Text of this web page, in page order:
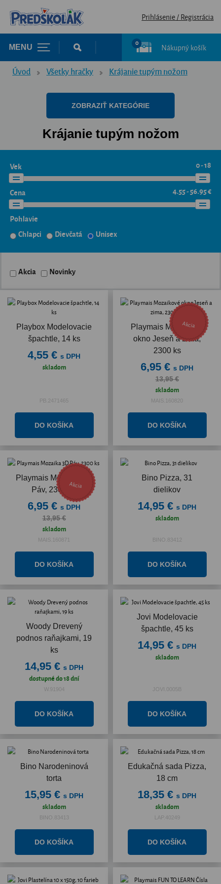
Prihlásenie / Registrácia
MENU
0 Nákupný košík
Úvod Všetky hračky Krájanie tupým nožom
ZOBRAZIŤ KATEGÓRIE
Krájanie tupým nožom
Vek 0 - 18
Cena 4.55 - 56.95 €
Pohlavie
Chlapci
Dievčatá Unisex
Akcia Novinky
Playbox Modelovacie
špachtle, 14 ks
4,55 € s DPH
skladom
PB.2471465
Playmais Mozaikové
okno Jeseň a zima,
2300 ks
Akcia
6,95 € s DPH
13,95 €
skladom
MAIS.160820
Playmais Mozaika 3D
Páv, 2300 ks
Akcia
6,95 € s DPH
13,95 €
skladom
MAIS.160871
Bino Pizza, 31
dielikov
14,95 € s DPH
skladom
BINO.83412
Woody Drevený
podnos raňajkami, 19
ks
14,95 € s DPH
dostupné do 18 dní
W.91904
Jovi Modelovacie
špachtle, 45 ks
14,95 € s DPH
skladom
JOVI.0005B
Bino Narodeninová
torta
15,95 € s DPH
skladom
BINO.83413
Edukačná sada Pizza,
18 cm
18,35 € s DPH
skladom
LAP.40249